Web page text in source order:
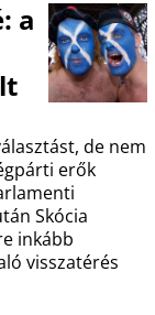
a
de nem
erők
Skócia
inkább
visszatérés